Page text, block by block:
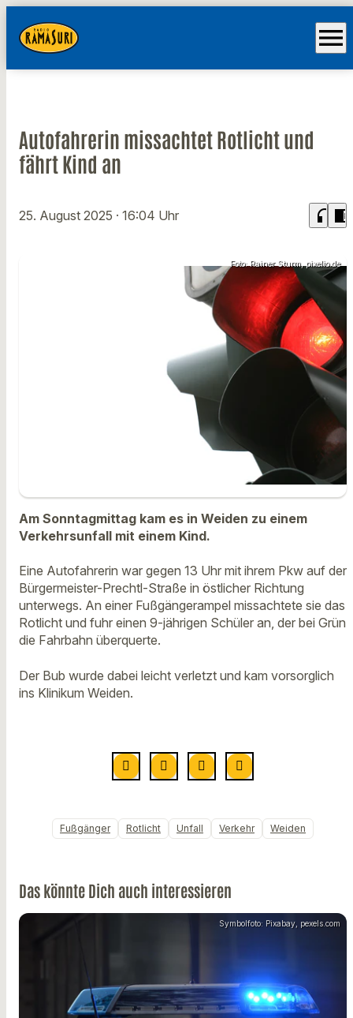
menu
Autofahrerin missachtet Rotlicht und
fährt Kind an
25. August 2025 · 16:04 Uhr headphones chrome_reader_mode
Foto: Rainer Sturm, pixelio.de
Am Sonntagmittag kam es in Weiden zu einem
Verkehrsunfall mit einem Kind.
Eine Autofahrerin war gegen 13 Uhr mit ihrem Pkw auf der
Bürgermeister-Prechtl-Straße in östlicher Richtung
unterwegs. An einer Fußgängerampel missachtete sie das
Rotlicht und fuhr einen 9-jährigen Schüler an, der bei Grün
die Fahrbahn überquerte.
Der Bub wurde dabei leicht verletzt und kam vorsorglich
ins Klinikum Weiden.
Fußgänger Rotlicht Unfall Verkehr Weiden
Das könnte Dich auch interessieren
Symbolfoto: Pixabay, pexels.com